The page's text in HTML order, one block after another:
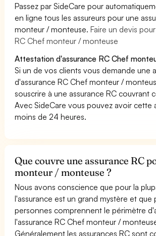
Passez par SideCare pour
en ligne tous les assureurs pour une
monteur / monteuse.Faire un devis
RC Chef monteur / monteuse
Attestation d'assurance RC Chef
Si un de vos clients vous demande une
d'assurance RC Chef monteur /
souscrire à une assurance RC couvrant
Avec SideCare vous pouvez avoir cette
moins de 24 heures.
Que couvre une assurance RC
monteur / monteuse ?
Nous avons conscience que pour la
l'assurance est un grand mystère et que
personnes comprennent le périmètre
l'assurance RC Chef monteur /
Généralement les assurances RC sont